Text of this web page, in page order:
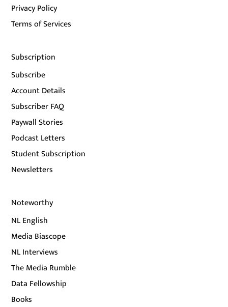
Privacy Policy
Terms of Services
Subscription
Subscribe
Account Details
Subscriber FAQ
Paywall Stories
Podcast Letters
Student Subscription
Newsletters
Noteworthy
NL English
Media Biascope
NL Interviews
The Media Rumble
Data Fellowship
Books